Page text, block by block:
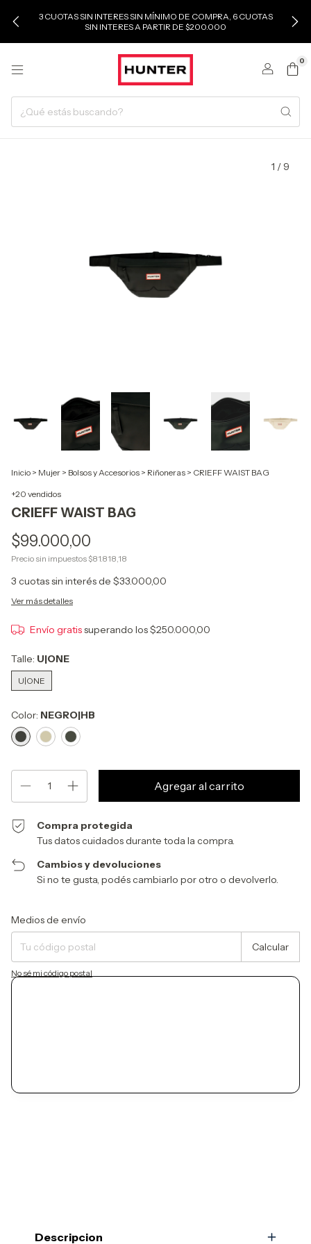
3 CUOTAS SIN INTERES SIN MÍNIMO DE COMPRA, 6 CUOTAS
SIN INTERES A PARTIR DE $200.000
0
1 / 9
Inicio > Mujer > Bolsos y Accesorios > Riñoneras > CRIEFF WAIST BAG
+20 vendidos
CRIEFF WAIST BAG
$99.000,00
Precio sin impuestos $81.818,18
3 cuotas sin interés de $33.000,00
Ver más detalles
Envío gratissuperando los$250.000,00
Talle: U|ONE
U|ONE
Color: NEGRO|HB
Compra protegida
Tus datos cuidados durante toda la compra.
Cambios y devoluciones
Si no te gusta, podés cambiarlo por otro o devolverlo.
Entregas para el CP:
Medios de envío
Calcular
No sé mi código postal
Descripcion